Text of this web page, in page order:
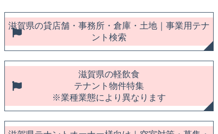
滋賀県の貸店舗・事務所・倉庫・土地｜事業用テナ
ント検索
滋賀県の軽飲食
テナント物件特集
※業種業態により異なります